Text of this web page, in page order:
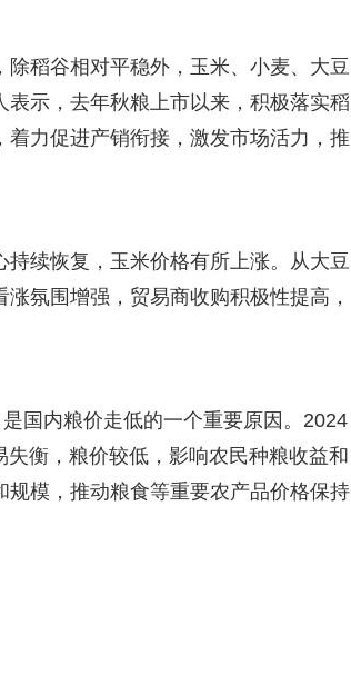
稻谷相对平稳外，玉米、小麦、大豆
示，去年秋粮上市以来，积极落实稻
力促进产销衔接，激发市场活力，推
续恢复，玉米价格有所上涨。从大豆
氛围增强，贸易商收购积极性提高，
国内粮价走低的一个重要原因。2024
衡，粮价较低，影响农民种粮收益和
模，推动粮食等重要农产品价格保持